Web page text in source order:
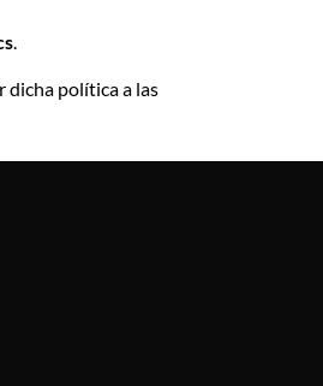
.
dicha política a las